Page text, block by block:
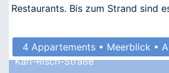
Restaurants. Bis zum Strand sind
4 Appartements • Meerblick •
Karl-Risch-Straße